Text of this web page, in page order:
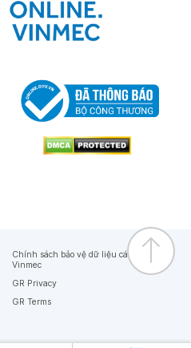
Chính sách bảo vệ dữ liệu cá nhân của
Vinmec
GR Privacy
GR Terms